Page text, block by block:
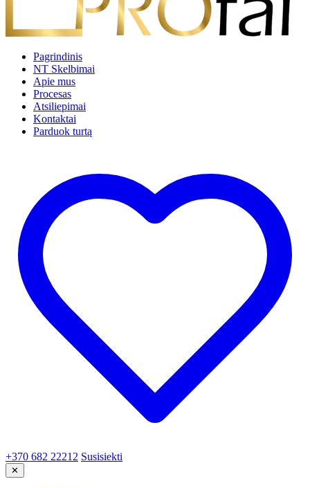
Pagrindinis
NT Skelbimai
Apie mus
Procesas
Atsiliepimai
Kontaktai
Parduok turtą
+370 682 22212 Susisiekti
✕